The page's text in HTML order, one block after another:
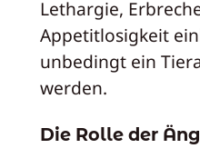
Lethargie,
Appetitlosigkeit
unbedingt ein
werden.
Die Rolle der